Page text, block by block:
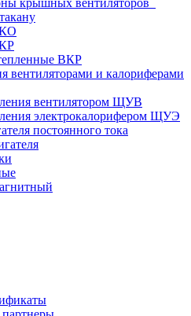
крышных вентиляторов
ВКР
вентиляторами и калориферами
вентилятором ЩУВ
электрокалорифером ЩУЭ
постоянного тока